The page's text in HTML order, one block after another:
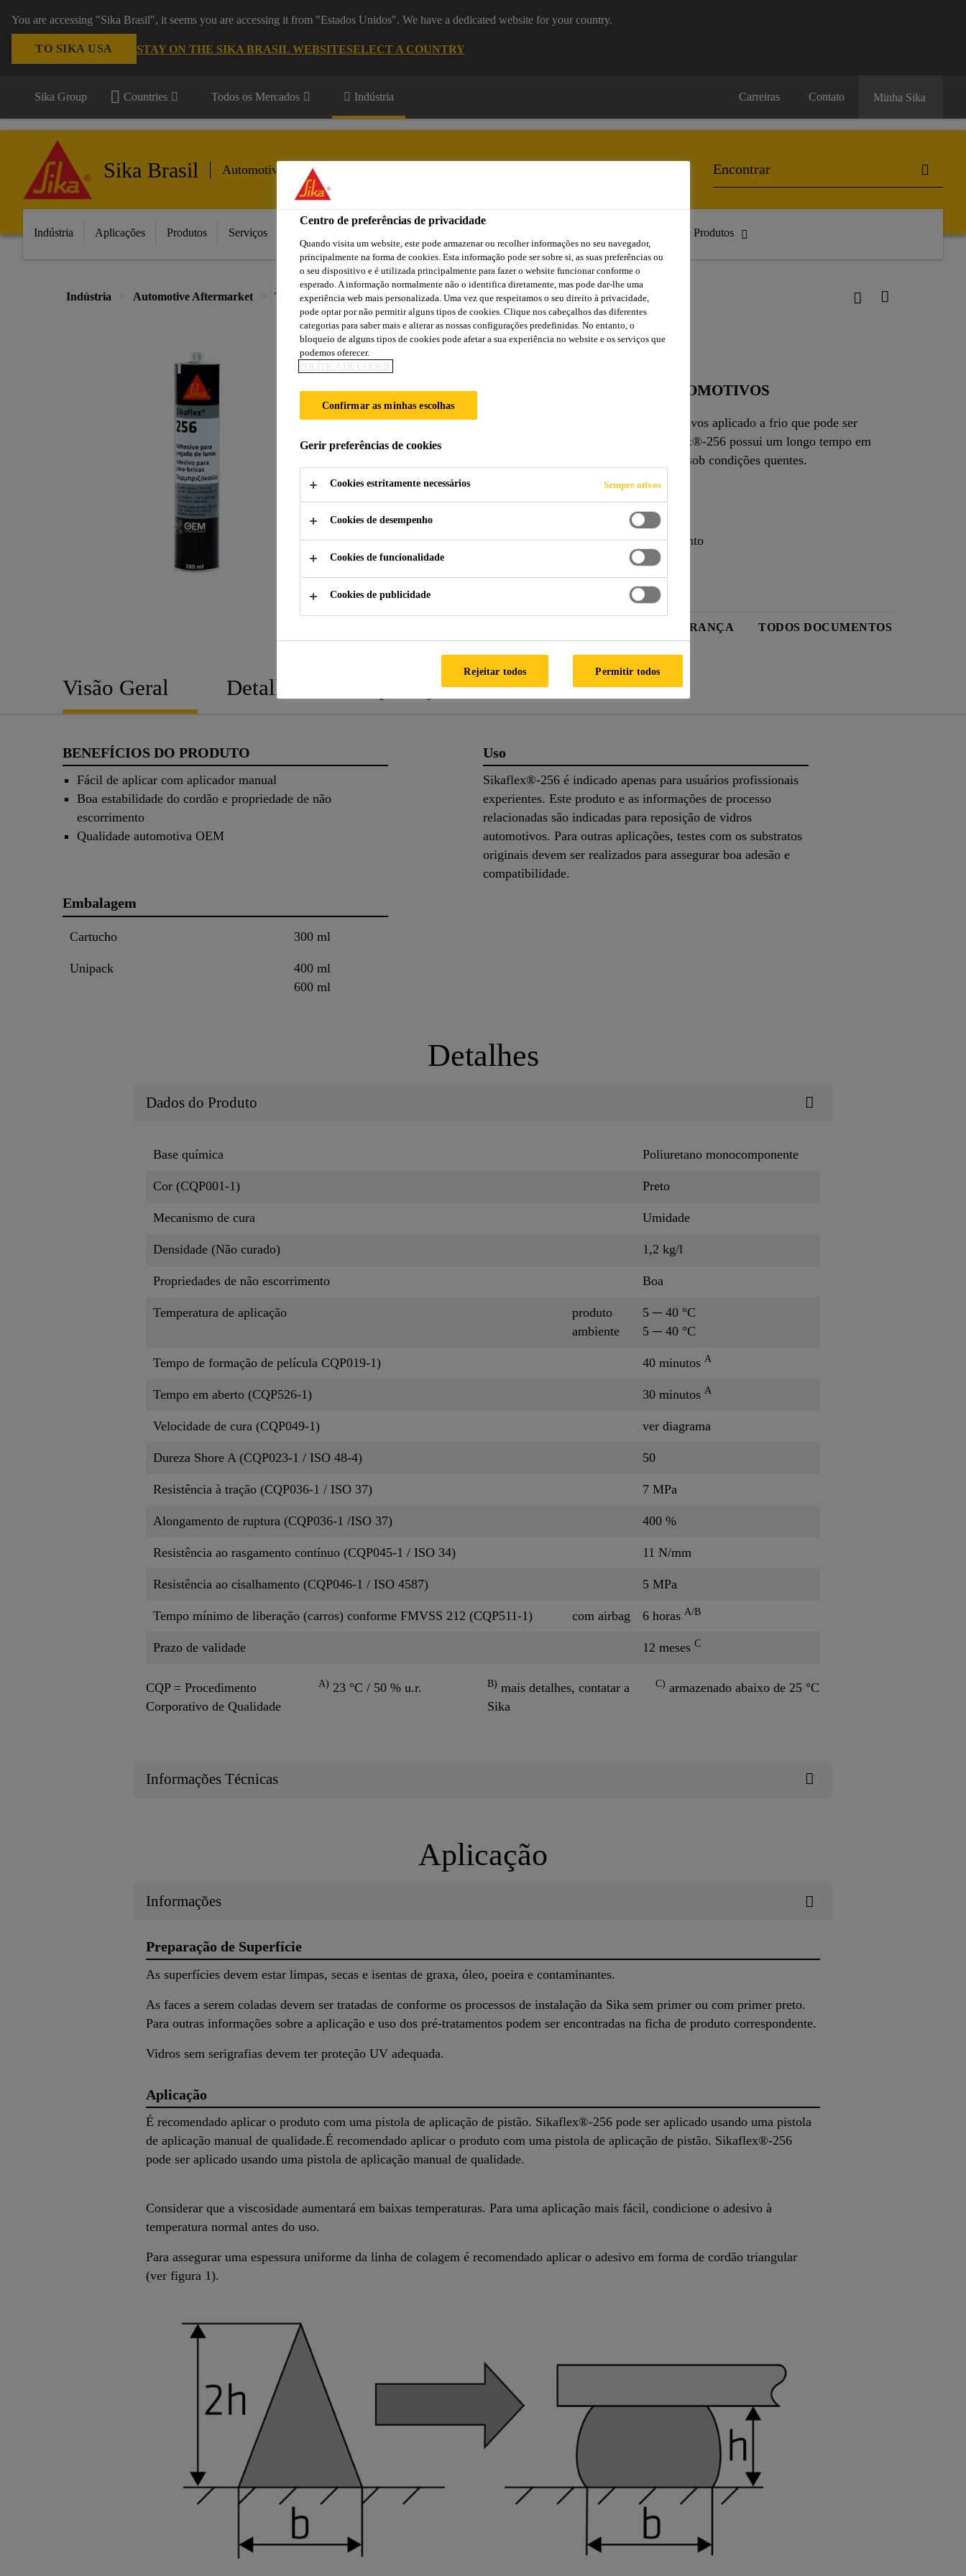
You are accessing "Sika Brasil", it seems you are accessing it from "Estados Unidos". We have a dedicated website for your country.
TO SIKA USA STAY ON THE SIKA BRASIL WEBSITESELECT A COUNTRY
Sika Group Countries Todos os Mercados Indústria Carreiras Contato Minha Sika
Sika Brasil Automotive Aftermarket
Indústria Aplicações Produtos Serviços Catálogo de Produtos
Indústria Automotive Aftermarket Troca de Vidro Adesivos Sikaflex®-256
Sikaflex®-256
ADESIVO PARA REPOSIÇÃO DE VIDROS AUTOMOTIVOS
Sikaflex®-256 é um adesivo para reposição de vidros automotivos aplicado a frio que pode ser
facilmente aplicado com pistolas de aplicação manual. Sikaflex®-256 possui um longo tempo em
Fácil de aplicar com aplicador manual
Boa estabilidade do cordão e propriedade de não escorrimento
Qualidade automotiva OEM
FICHA DE SEGURANÇA TODOS DOCUMENTOS
Visão Geral Detalhes Aplicação Documentos
BENEFÍCIOS DO PRODUTO
Fácil de aplicar com aplicador manual
Boa estabilidade do cordão e propriedade de não
escorrimento
Qualidade automotiva OEM
Uso
Sikaflex®-256 é indicado apenas para usuários profissionais
experientes. Este produto e as informações de processo
relacionadas são indicadas para reposição de vidros
automotivos. Para outras aplicações, testes com os substratos
originais devem ser realizados para assegurar boa adesão e
compatibilidade.
Embalagem
Cartucho 300 ml
Unipack
400 ml
600 ml
Detalhes
Dados do Produto
Base química Poliuretano monocomponente
Cor (CQP001-1) Preto
Mecanismo de cura Umidade
Densidade (Não curado) 1,2 kg/l
Propriedades de não escorrimento Boa
Temperatura de aplicação
produto
ambiente
5 ─ 40 °C
5 ─ 40 °C
Tempo de formação de película CQP019-1) 40 minutos A
Tempo em aberto (CQP526-1) 30 minutos A
Velocidade de cura (CQP049-1) ver diagrama
Dureza Shore A (CQP023-1 / ISO 48-4) 50
Resistência à tração (CQP036-1 / ISO 37) 7 MPa
Alongamento de ruptura (CQP036-1 /ISO 37) 400 %
Resistência ao rasgamento contínuo (CQP045-1 / ISO 34) 11 N/mm
Resistência ao cisalhamento (CQP046-1 / ISO 4587) 5 MPa
Tempo mínimo de liberação (carros) conforme FMVSS 212 (CQP511-1) com airbag 6 horas A/B
Prazo de validade 12 meses C
CQP = Procedimento
Corporativo de Qualidade
A) 23 °C / 50 % u.r. B) mais detalhes, contatar a
Sika
C) armazenado abaixo de 25 °C
Informações Técnicas
Aplicação
Informações
Preparação de Superfície
As superfícies devem estar limpas, secas e isentas de graxa, óleo, poeira e contaminantes.
As faces a serem coladas devem ser tratadas de conforme os processos de instalação da Sika sem primer ou com primer preto.
Para outras informações sobre a aplicação e uso dos pré-tratamentos podem ser encontradas na ficha de produto correspondente.
Vidros sem serigrafias devem ter proteção UV adequada.
Aplicação
É recomendado aplicar o produto com uma pistola de aplicação de pistão. Sikaflex®-256 pode ser aplicado usando uma pistola
de aplicação manual de qualidade.É recomendado aplicar o produto com uma pistola de aplicação de pistão. Sikaflex®-256
pode ser aplicado usando uma pistola de aplicação manual de qualidade.
Considerar que a viscosidade aumentará em baixas temperaturas. Para uma aplicação mais fácil, condicione o adesivo à
temperatura normal antes do uso.
Para assegurar uma espessura uniforme da linha de colagem é recomendado aplicar o adesivo em forma de cordão triangular
(ver figura 1).
Centro de preferências de privacidade
Quando visita um website, este pode armazenar ou recolher informações no seu navegador,
principalmente na forma de cookies. Esta informação pode ser sobre si, as suas preferências ou
o seu dispositivo e é utilizada principalmente para fazer o website funcionar conforme o
esperado. A informação normalmente não o identifica diretamente, mas pode dar-lhe uma
experiência web mais personalizada. Uma vez que respeitamos o seu direito à privacidade,
pode optar por não permitir alguns tipos de cookies. Clique nos cabeçalhos das diferentes
categorias para saber mais e alterar as nossas configurações predefinidas. No entanto, o
bloqueio de alguns tipos de cookies pode afetar a sua experiência no website e os serviços que
podemos oferecer.
POLÍTICA DE COOKIE
Confirmar as minhas escolhas
Gerir preferências de cookies
Cookies estritamente necessários Sempre ativos
Cookies de desempenho
Cookies de funcionalidade
Cookies de publicidade
Rejeitar todos Permitir todos